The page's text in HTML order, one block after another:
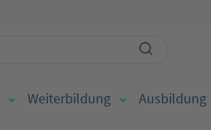
Weiterbildung Ausbildung